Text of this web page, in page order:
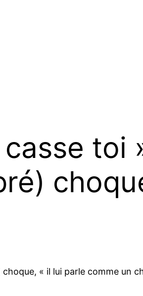
toi
« il lui parle comme un